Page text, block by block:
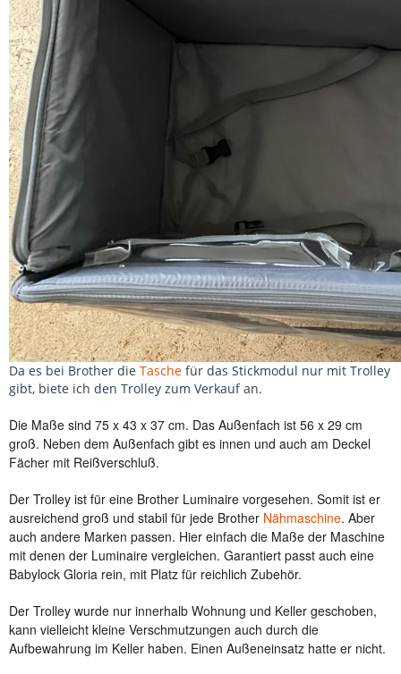
Da es bei Brother die Tasche für das Stickmodul nur mit Trolley
gibt, biete ich den Trolley zum Verkauf an.
Die Maße sind 75 x 43 x 37 cm. Das Außenfach ist 56 x 29 cm
groß. Neben dem Außenfach gibt es innen und auch am Deckel
Fächer mit Reißverschluß.
Der Trolley ist für eine Brother Luminaire vorgesehen. Somit ist er
ausreichend groß und stabil für jede Brother Nähmaschine. Aber
auch andere Marken passen. Hier einfach die Maße der Maschine
mit denen der Luminaire vergleichen. Garantiert passt auch eine
Babylock Gloria rein, mit Platz für reichlich Zubehör.
Der Trolley wurde nur innerhalb Wohnung und Keller geschoben,
kann vielleicht kleine Verschmutzungen auch durch die
Aufbewahrung im Keller haben. Einen Außeneinsatz hatte er nicht.